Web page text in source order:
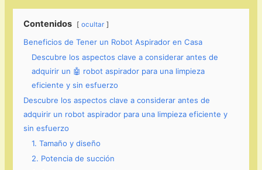
Contenidos ocultar
Beneficios de Tener un Robot Aspirador en Casa
Descubre los aspectos clave a considerar antes de
adquirir un 🤖 robot aspirador para una limpieza
eficiente y sin esfuerzo
Descubre los aspectos clave a considerar antes de
adquirir un robot aspirador para una limpieza eficiente y
sin esfuerzo
1. Tamaño y diseño
2. Potencia de succión